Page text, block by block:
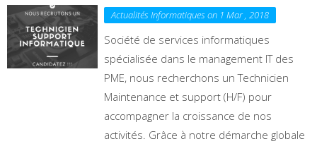
Actualités Informatiques on 1 Mar , 2018
Société de services informatiques
spécialisée dans le management IT des
PME, nous recherchons un Technicien
Maintenance et support (H/F) pour
accompagner la croissance de nos
activités. Grâce à notre démarche globale